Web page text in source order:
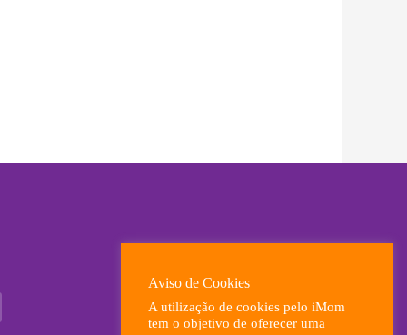
Aviso de Cookies
A utilização de cookies pelo iMom
tem o objetivo de oferecer uma